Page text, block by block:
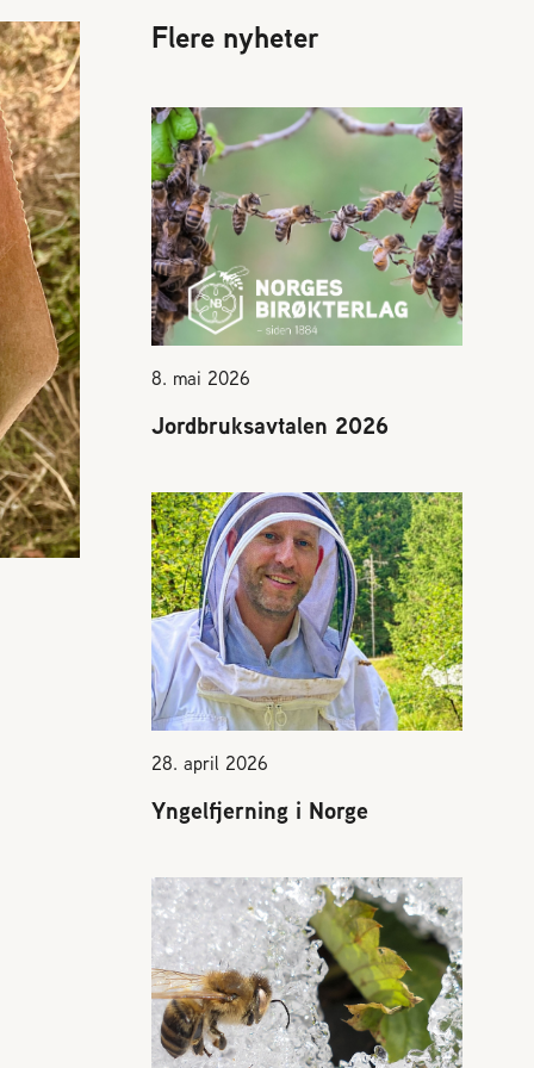
Vedtekter
Foredrag og utadrettet virksomhet
Norges Birøkterlags standpunkt
Flere nyheter
8. mai 2026
Jordbruksavtalen 2026
28. april 2026
Yngelfjerning i Norge